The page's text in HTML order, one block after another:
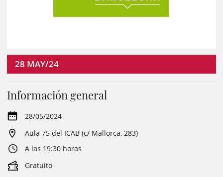
28 MAY/24
Información general
28/05/2024
Aula 75 del ICAB (c/ Mallorca, 283)
A las 19:30 horas
Gratuito